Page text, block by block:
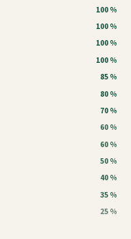
100 %
100 %
100 %
100 %
85 %
80 %
70 %
60 %
60 %
50 %
40 %
35 %
25 %